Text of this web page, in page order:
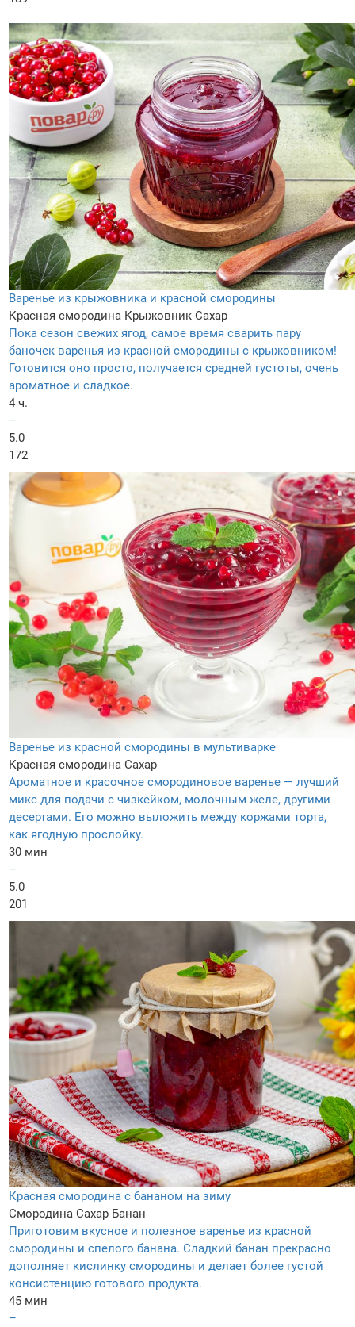
Варенье из крыжовника и красной смородины
Красная смородина Крыжовник Сахар
Пока сезон свежих ягод, самое время сварить пару
баночек варенья из красной смородины с крыжовником!
Готовится оно просто, получается средней густоты, очень
ароматное и сладкое.
4 ч.
–
5.0
172
Варенье из красной смородины в мультиварке
Красная смородина Сахар
Ароматное и красочное смородиновое варенье — лучший
микс для подачи с чизкейком, молочным желе, другими
десертами. Его можно выложить между коржами торта,
как ягодную прослойку.
30 мин
–
5.0
201
Красная смородина с бананом на зиму
Смородина Сахар Банан
Приготовим вкусное и полезное варенье из красной
смородины и спелого банана. Сладкий банан прекрасно
дополняет кислинку смородины и делает более густой
консистенцию готового продукта.
45 мин
–